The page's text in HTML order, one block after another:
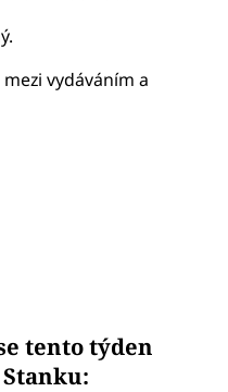
vydáváním a
tento týden